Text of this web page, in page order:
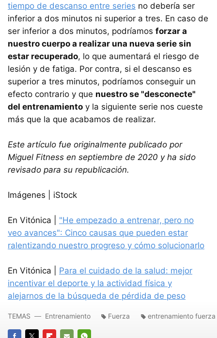
tiempo de descanso entre series no debería ser
inferior a dos minutos ni superior a tres. En caso de
ser inferior a dos minutos, podríamos forzar a
nuestro cuerpo a realizar una nueva serie sin
estar recuperado, lo que aumentará el riesgo de
lesión y de fatiga. Por contra, si el descanso es
superior a tres minutos, podríamos conseguir un
efecto contrario y que nuestro se "desconecte"
del entrenamiento y la siguiente serie nos cueste
más que la que acabamos de realizar.
Este artículo fue originalmente publicado por
Miguel Fitness en septiembre de 2020 y ha sido
revisado para su republicación.
Imágenes | iStock
En Vitónica | "He empezado a entrenar, pero no
veo avances": Cinco causas que pueden estar
ralentizando nuestro progreso y cómo solucionarlo
En Vitónica | Para el cuidado de la salud: mejor
incentivar el deporte y la actividad física y
alejarnos de la búsqueda de pérdida de peso
TEMAS Entrenamiento Fuerza entrenamiento fuerza